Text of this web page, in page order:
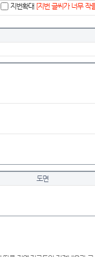
지번확대 [지번 글씨가 너무 작
도면